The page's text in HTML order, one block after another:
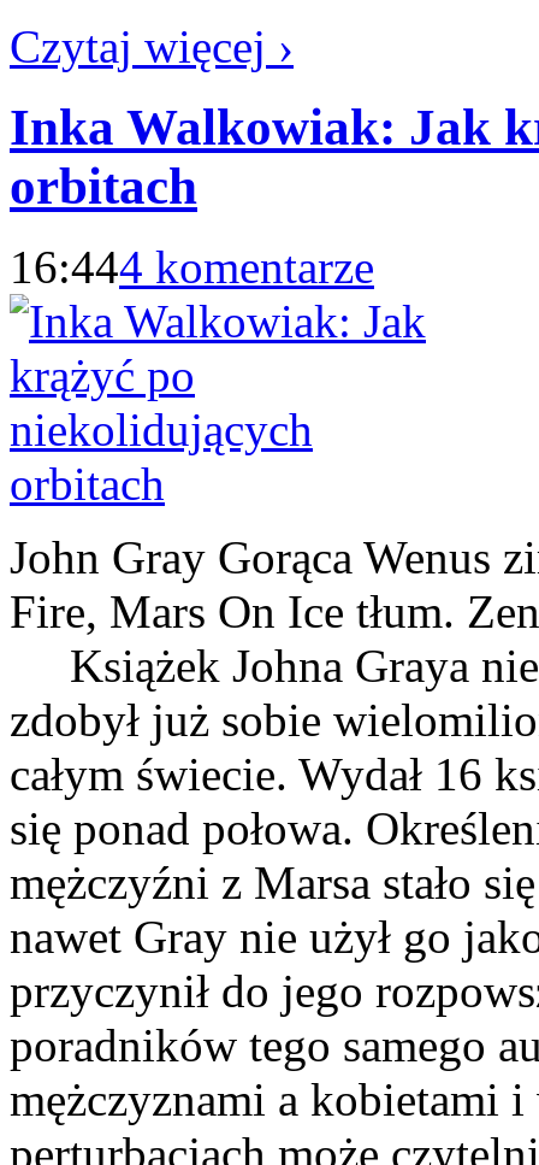
Czytaj więcej ›
Inka Walkowiak: Jak
orbitach
16:444 komentarze
John Gray Gorąca Wenus
Fire, Mars On Ice tłum.
Książek Johna Graya
zdobył już sobie
całym świecie. Wydał 16
się ponad połowa.
mężczyźni z Marsa stało
nawet Gray nie użył go
przyczynił do jego
poradników tego samego
mężczyznami a kobietami
perturbacjach może